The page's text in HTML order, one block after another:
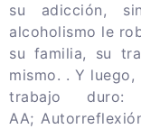
su adicción,
alcoholismo le
su familia, su
mismo. . Y luego,
trabajo duro:
AA;